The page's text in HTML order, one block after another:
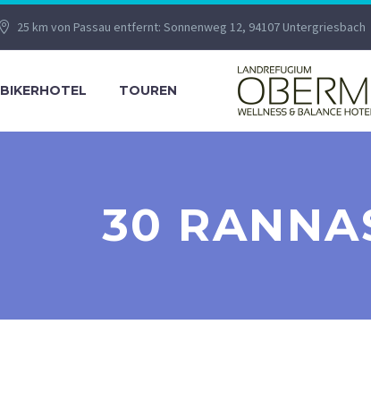
25 km von Passau entfernt: Sonnenweg 12, 94107 Untergriesbach
BIKERHOTEL TOUREN
30